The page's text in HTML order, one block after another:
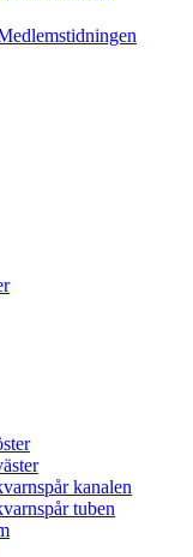
kanalen
tuben